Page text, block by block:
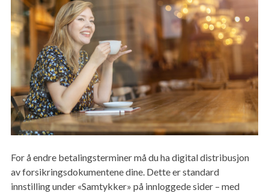
For å endre betalingsterminer må du ha digital distribusjon
av forsikringsdokumentene dine. Dette er standard
innstilling under «Samtykker» på innloggede sider – med